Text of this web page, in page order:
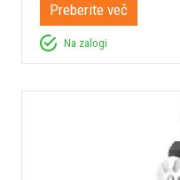
Preberite več
Na zalogi